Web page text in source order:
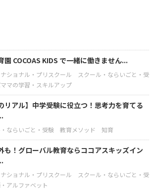
園 COCOAS KIDS で一緒に働きません...
ショナル・プリスクール
スクール・ならいごと・受
マの学習・スキルアップ
リアル】中学受験に役立つ！思考力を育てる
ならいごと・受験 教育メソッド 知育
も！グローバル教育ならココアスキッズイン
ショナル・プリスクール
スクール・ならいごと・受
アルファベット